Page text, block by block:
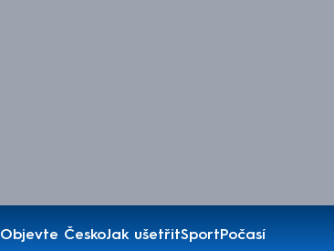
Objevte ČeskoJak ušetřitSportPočasí